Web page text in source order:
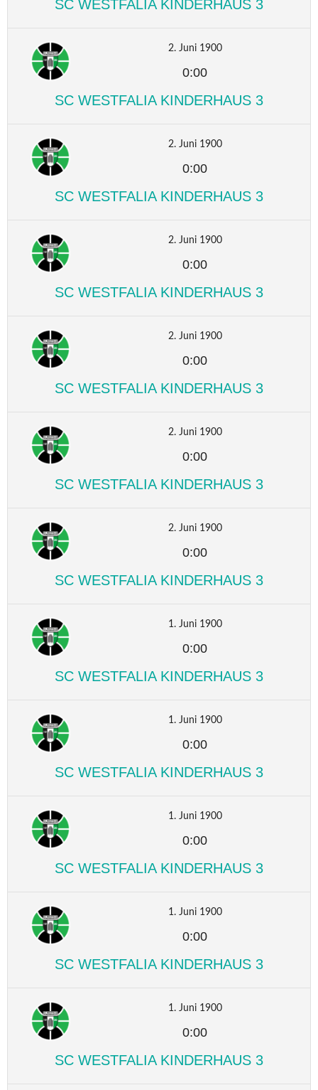
SC WESTFALIA KINDERHAUS 3
2. Juni 1900
0:00
SC WESTFALIA KINDERHAUS 3
2. Juni 1900
0:00
SC WESTFALIA KINDERHAUS 3
2. Juni 1900
0:00
SC WESTFALIA KINDERHAUS 3
2. Juni 1900
0:00
SC WESTFALIA KINDERHAUS 3
2. Juni 1900
0:00
SC WESTFALIA KINDERHAUS 3
2. Juni 1900
0:00
SC WESTFALIA KINDERHAUS 3
1. Juni 1900
0:00
SC WESTFALIA KINDERHAUS 3
1. Juni 1900
0:00
SC WESTFALIA KINDERHAUS 3
1. Juni 1900
0:00
SC WESTFALIA KINDERHAUS 3
1. Juni 1900
0:00
SC WESTFALIA KINDERHAUS 3
1. Juni 1900
0:00
SC WESTFALIA KINDERHAUS 3